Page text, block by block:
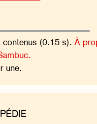
contenus (0.15 s).À
une.